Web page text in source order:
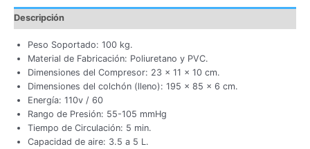
Descripción
Peso Soportado: 100 kg.
Material de Fabricación: Poliuretano y PVC.
Dimensiones del Compresor: 23 x 11 x 10 cm.
Dimensiones del colchón (lleno): 195 x 85 x 6 cm.
Energía: 110v / 60
Rango de Presión: 55-105 mmHg
Tiempo de Circulación: 5 min.
Capacidad de aire: 3.5 a 5 L.